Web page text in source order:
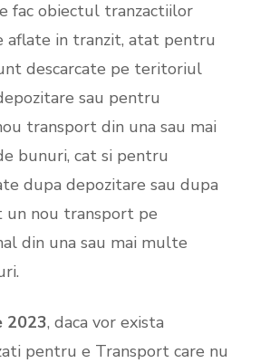
fac obiectul tranzactiilor
aflate in tranzit, atat pentru
descarcate pe teritoriul
sau pentru
transport din una sau mai
bunuri, cat si pentru
dupa depozitare sau dupa
un nou transport pe
din una sau mai multe
2023, daca vor exista
pentru e Transport care nu